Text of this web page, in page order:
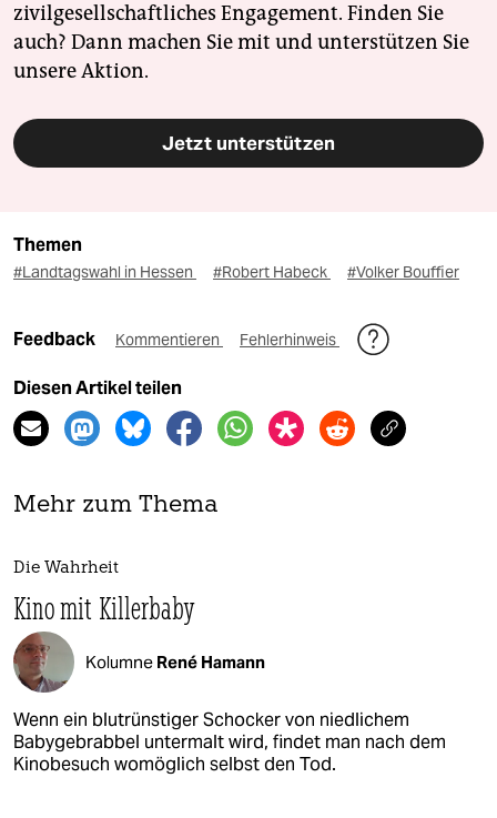
zivilgesellschaftliches Engagement. Finden Sie
auch? Dann machen Sie mit und unterstützen Sie
unsere Aktion.
Jetzt unterstützen
Themen
#Landtagswahl in Hessen #Robert Habeck #Volker Bouffier
Feedback Kommentieren Fehlerhinweis
Diesen Artikel teilen
Mehr zum Thema
Die Wahrheit
Kino mit Killerbaby
Kolumne René Hamann
Wenn ein blutrünstiger Schocker von niedlichem
Babygebrabbel untermalt wird, findet man nach dem
Kinobesuch womöglich selbst den Tod.